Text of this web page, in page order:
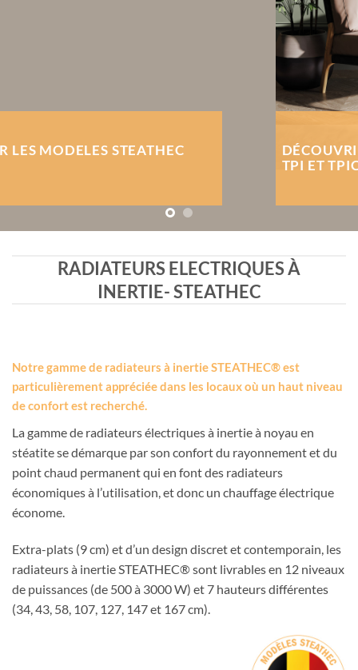
DÉCOUVRIR LES MODELES STEATHEC
RADIATEURS ELECTRIQUES À
INERTIE- STEATHEC
Notre gamme de radiateurs à inertie STEATHEC® est
particulièrement appréciée dans les locaux où un haut niveau
de confort est recherché.
La gamme de radiateurs électriques à inertie à noyau en
stéatite se démarque par son confort du rayonnement et du
point chaud permanent qui en font des radiateurs
économiques à l’utilisation, et donc un chauffage électrique
économe.
Extra-plats (9 cm) et d’un design discret et contemporain, les
radiateurs à inertie STEATHEC® sont livrables en 12 niveaux
de puissances (de 500 à 3000 W) et 7 hauteurs différentes
(34, 43, 58, 107, 127, 147 et 167 cm).